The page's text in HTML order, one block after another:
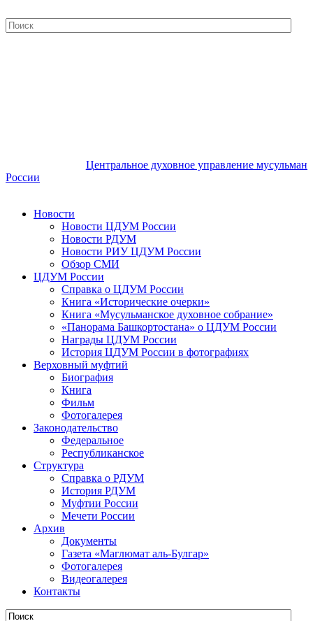
Центральное духовное управление мусульман
России
Новости
Новости ЦДУМ России
Новости РДУМ
Новости РИУ ЦДУМ России
Обзор СМИ
ЦДУМ России
Справка о ЦДУМ России
Книга «Исторические очерки»
Книга «Мусульманское духовное собрание»
«Панорама Башкортостана» о ЦДУМ России
Награды ЦДУМ России
История ЦДУМ России в фотографиях
Верховный муфтий
Биография
Книга
Фильм
Фотогалерея
Законодательство
Федеральное
Республиканское
Структура
Справка о РДУМ
История РДУМ
Муфтии России
Мечети России
Архив
Документы
Газета «Маглюмат аль-Булгар»
Фотогалерея
Видеогалерея
Контакты